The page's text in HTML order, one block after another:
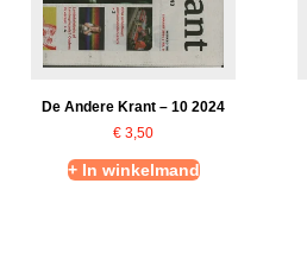
De Andere Krant – 10 2024
€ 3,50
+ In winkelmand